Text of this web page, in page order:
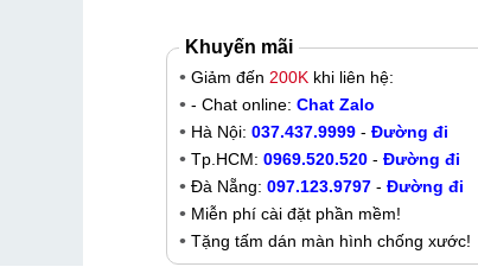
Khuyến mãi
Giảm đến 200K khi liên hệ:
- Chat online: Chat Zalo
Hà Nội: 037.437.9999 - Đường đi
Tp.HCM: 0969.520.520 - Đường đi
Đà Nẵng: 097.123.9797 - Đường đi
Miễn phí cài đặt phần mềm!
Tặng tấm dán màn hình chống xước!